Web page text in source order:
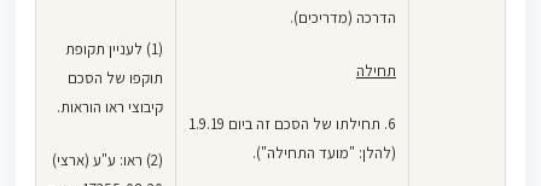
הדרכה (מדריכים).
תחילה
6. תחילתו של הסכם זה ביום 1.9.19
(להלן: "מועד התחילה").
(1) לעניין תקופת
תוקפו של הסכם
קיבוצי ראו הוראות.
(2) ראו: ע"ע (ארצי)